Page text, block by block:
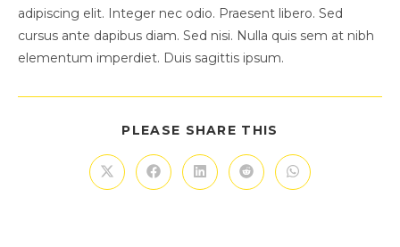
adipiscing elit. Integer nec odio. Praesent libero. Sed
cursus ante dapibus diam. Sed nisi. Nulla quis sem at nibh
elementum imperdiet. Duis sagittis ipsum.
PLEASE SHARE THIS
CONTENT
Opens
in
Opens
in
Opens
in
Opens
in
Opens
in